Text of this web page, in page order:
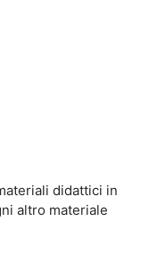
didattici in
altro materiale